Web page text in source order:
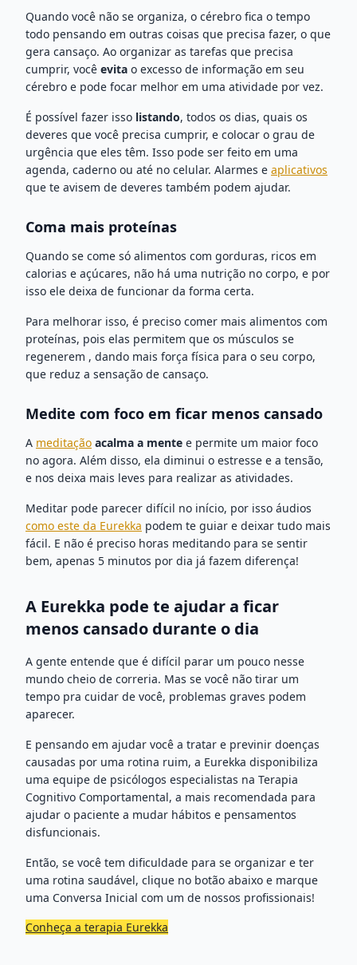
Quando você não se organiza, o cérebro fica o tempo
todo pensando em outras coisas que precisa fazer, o que
gera cansaço. Ao organizar as tarefas que precisa
cumprir, você evita o excesso de informação em seu
cérebro e pode focar melhor em uma atividade por vez.
É possível fazer isso listando, todos os dias, quais os
deveres que você precisa cumprir, e colocar o grau de
urgência que eles têm. Isso pode ser feito em uma
agenda, caderno ou até no celular. Alarmes e aplicativos
que te avisem de deveres também podem ajudar.
Coma mais proteínas
Quando se come só alimentos com gorduras, ricos em
calorias e açúcares, não há uma nutrição no corpo, e por
isso ele deixa de funcionar da forma certa.
Para melhorar isso, é preciso comer mais alimentos com
proteínas, pois elas permitem que os músculos se
regenerem , dando mais força física para o seu corpo,
que reduz a sensação de cansaço.
Medite com foco em ficar menos cansado
A meditação acalma a mente e permite um maior foco
no agora. Além disso, ela diminui o estresse e a tensão,
e nos deixa mais leves para realizar as atividades.
Meditar pode parecer difícil no início, por isso áudios
como este da Eurekka podem te guiar e deixar tudo mais
fácil. E não é preciso horas meditando para se sentir
bem, apenas 5 minutos por dia já fazem diferença!
A Eurekka pode te ajudar a ficar
menos cansado durante o dia
A gente entende que é difícil parar um pouco nesse
mundo cheio de correria. Mas se você não tirar um
tempo pra cuidar de você, problemas graves podem
aparecer.
E pensando em ajudar você a tratar e previnir doenças
causadas por uma rotina ruim, a Eurekka disponibiliza
uma equipe de psicólogos especialistas na Terapia
Cognitivo Comportamental, a mais recomendada para
ajudar o paciente a mudar hábitos e pensamentos
disfuncionais.
Então, se você tem dificuldade para se organizar e ter
uma rotina saudável, clique no botão abaixo e marque
uma Conversa Inicial com um de nossos profissionais!
Conheça a terapia Eurekka